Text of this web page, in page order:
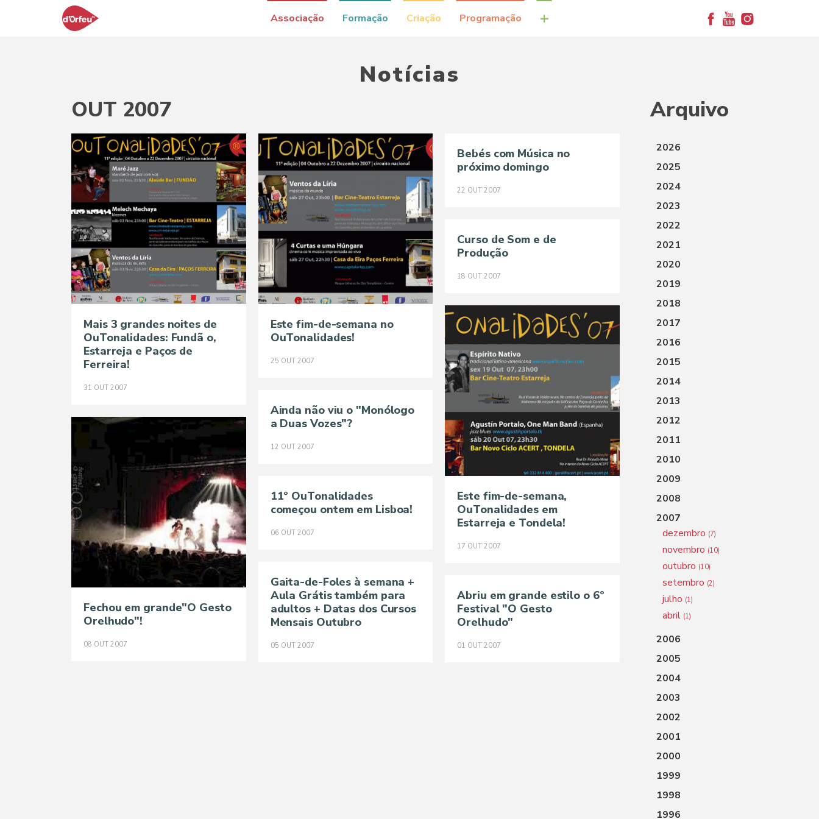
Associação Formação Criação Programação +
Notícias
OUT 2007
Mais 3 grandes noites de
OuTonalidades: Fundã o,
Estarreja e Paços de
Ferreira!
31 OUT 2007
Este fim-de-semana no
OuTonalidades!
25 OUT 2007
Bebés com Música no
próximo domingo
22 OUT 2007
Curso de Som e de
Produção
18 OUT 2007
Este fim-de-semana,
OuTonalidades em
Estarreja e Tondela!
17 OUT 2007
Ainda não viu o "Monólogo
a Duas Vozes"?
12 OUT 2007
Fechou em grande"O Gesto
Orelhudo"!
08 OUT 2007
11º OuTonalidades
começou ontem em Lisboa!
06 OUT 2007
Gaita-de-Foles à semana +
Aula Grátis também para
adultos + Datas dos Cursos
Mensais Outubro
05 OUT 2007
Abriu em grande estilo o 6º
Festival "O Gesto
Orelhudo"
01 OUT 2007
Arquivo
2026
2025
2024
2023
2022
2021
2020
2019
2018
2017
2016
2015
2014
2013
2012
2011
2010
2009
2008
2007
dezembro (7)
novembro (10)
outubro (10)
setembro (2)
julho (1)
abril (1)
2006
2005
2004
2003
2002
2001
2000
1999
1998
1996